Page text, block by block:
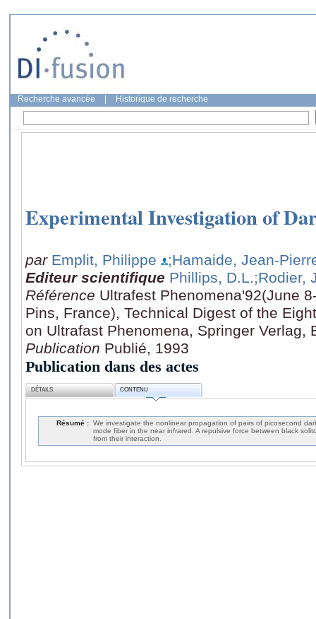
Recherche avancée Historique de recherche
Experimental Investigation of
par Emplit, Philippe
;Hamaide, Jean-
Editeur scientifique Phillips, D.L.;Rodier,
Référence Ultrafest Phenomena'92(June
Pins, France), Technical Digest of the
on Ultrafast Phenomena, Springer Verlag,
Publication Publié, 1993
Publication dans des actes
DÉTAILS CONTENU
Résumé : We investigate the nonlinear propagation of pairs of picosecond
mode fiber in the near infrared. A repulsive force between black
from their interaction.